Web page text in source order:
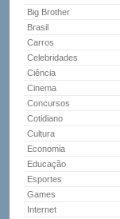
Big Brother
Brasil
Carros
Celebridades
Ciência
Cinema
Concursos
Cotidiano
Cultura
Economia
Educação
Esportes
Games
Internet